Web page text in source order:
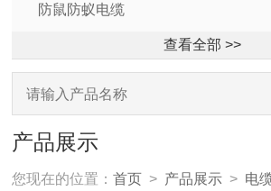
防鼠防蚁电缆
查看全部 >>
产品展示
您现在的位置：首页 > 产品展示 > 电